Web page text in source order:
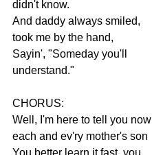
didn't know.
And daddy always smiled,
took me by the hand,
Sayin', "Someday you'll
understand."
CHORUS:
Well , I'm here to tell you now
each and ev'ry mother's son
You better learn it fast, you